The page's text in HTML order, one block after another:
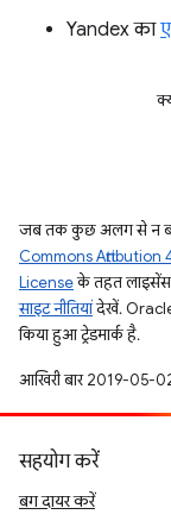
Yandex का
जब तक कुछ अलग से न
Commons Attribution
Licenseके तहत लाइसेंस
साइट नीतियांदेखें. Oracle
किया हुआ ट्रेडमार्क है.
आखिरी बार 2019-05-
सहयोग करें
बग दायर करें